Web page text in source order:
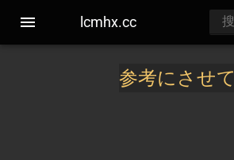
lcmhx.cc
参考にさせて